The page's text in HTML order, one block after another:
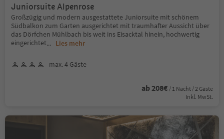
Juniorsuite Alpenrose
Großzügig und modern ausgestattete Juniorsuite mit schönem
Südbalkon zum Garten ausgerichtet mit traumhafter Aussicht über
das Dörfchen Mühlbach bis weit ins Eisacktal hinein, hochwertig
eingerichtet... Lies mehr
max. 4 Gäste
ab 208€ / 1 Nacht / 2 Gäste
Inkl. MwSt.